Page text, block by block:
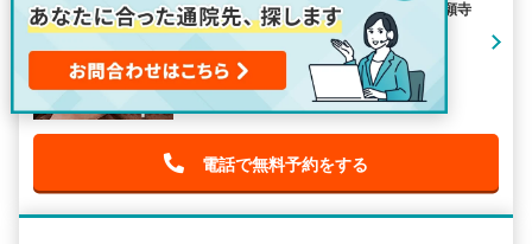
最寄り駅： 高幡不動駅 / 程久保駅 / 万願寺
駅
アクセス：高幡不動駅から徒歩4分
電話で無料予約をする